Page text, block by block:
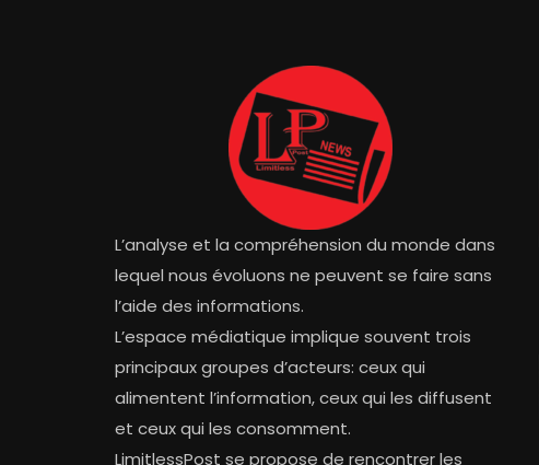
L’analyse et la compréhension du monde dans
lequel nous évoluons ne peuvent se faire sans
l’aide des informations.
L’espace médiatique implique souvent trois
principaux groupes d’acteurs: ceux qui
alimentent l’information, ceux qui les diffusent
et ceux qui les consomment.
LimitlessPost se propose de rencontrer les